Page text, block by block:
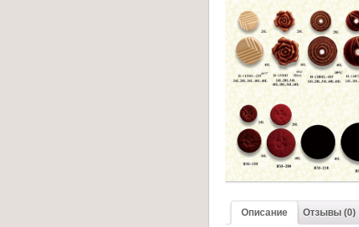
Описание Отзывы (0)